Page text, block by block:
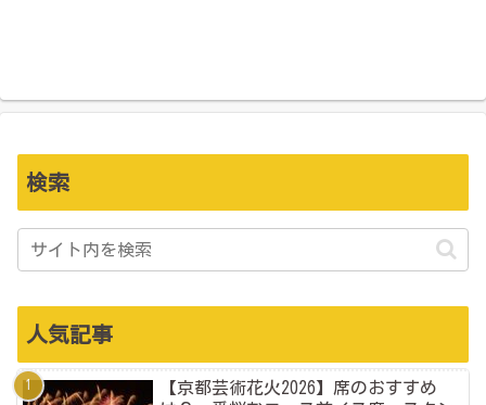
検索
人気記事
【京都芸術花火2026】席のおすすめ